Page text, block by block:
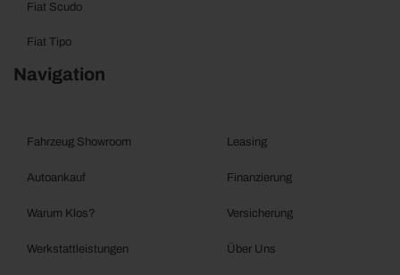
Fiat Scudo
Fiat Tipo
Navigation
Fahrzeug Showroom
Autoankauf
Warum Klos?
Werkstattleistungen
Leasing
Finanzierung
Versicherung
Über Uns